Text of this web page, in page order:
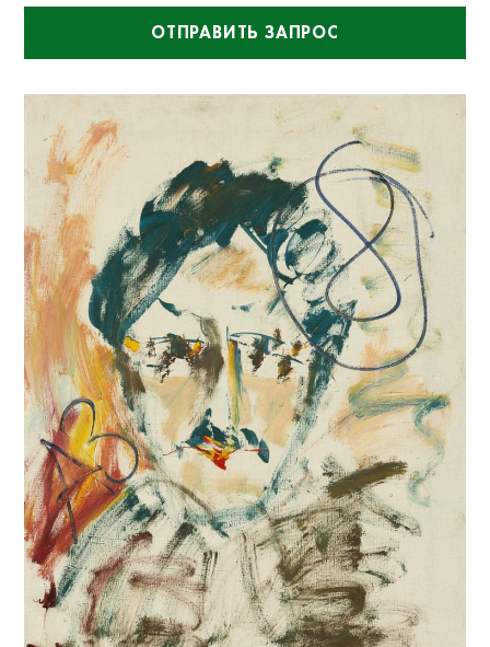
ОТПРАВИТЬ ЗАПРОС